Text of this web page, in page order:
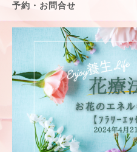
予約・お問合せ